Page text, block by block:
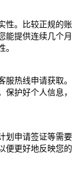
性。比较正规的账
能提供连续几个月
。
热线申请获取。
护好个人信息，
划申请签证等需要
便更好地反映您的